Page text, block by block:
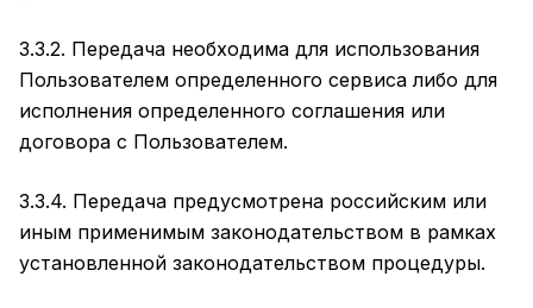
3.3.2. Передача необходима для использования
Пользователем определенного сервиса либо для
исполнения определенного соглашения или
договора с Пользователем.
3.3.4. Передача предусмотрена российским или
иным применимым законодательством в рамках
установленной законодательством процедуры.